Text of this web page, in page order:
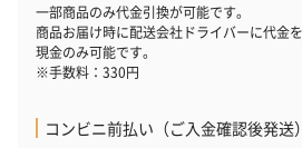
一部商品のみ代金引換が可能です。
商品お届け時に配送会社ドライバーに代金
現金のみ可能です。
※手数料：330円
コンビニ前払い（ご入金確認後発送）